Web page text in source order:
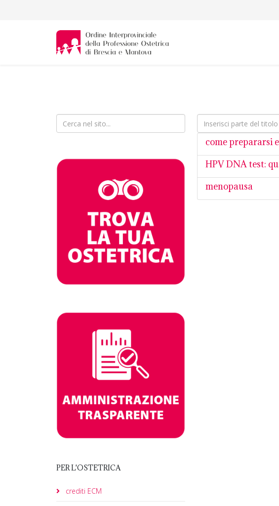
PER L'OSTETRICA
crediti ECM
Inserisci parte del titolo
come prepararsi
HPV DNA test:
menopausa